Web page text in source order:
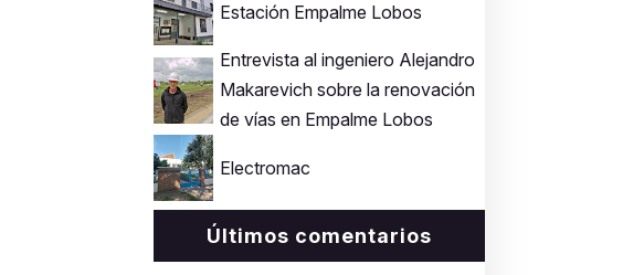
Estación Empalme Lobos
Entrevista al ingeniero Alejandro
Makarevich sobre la renovación
de vías en Empalme Lobos
Electromac
Últimos comentarios